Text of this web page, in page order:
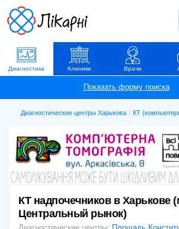
Диагностика Клиники Врачи
Диагностические центры Харькова КТ
КТ надпочечников в Харькове
Центральный рынок)